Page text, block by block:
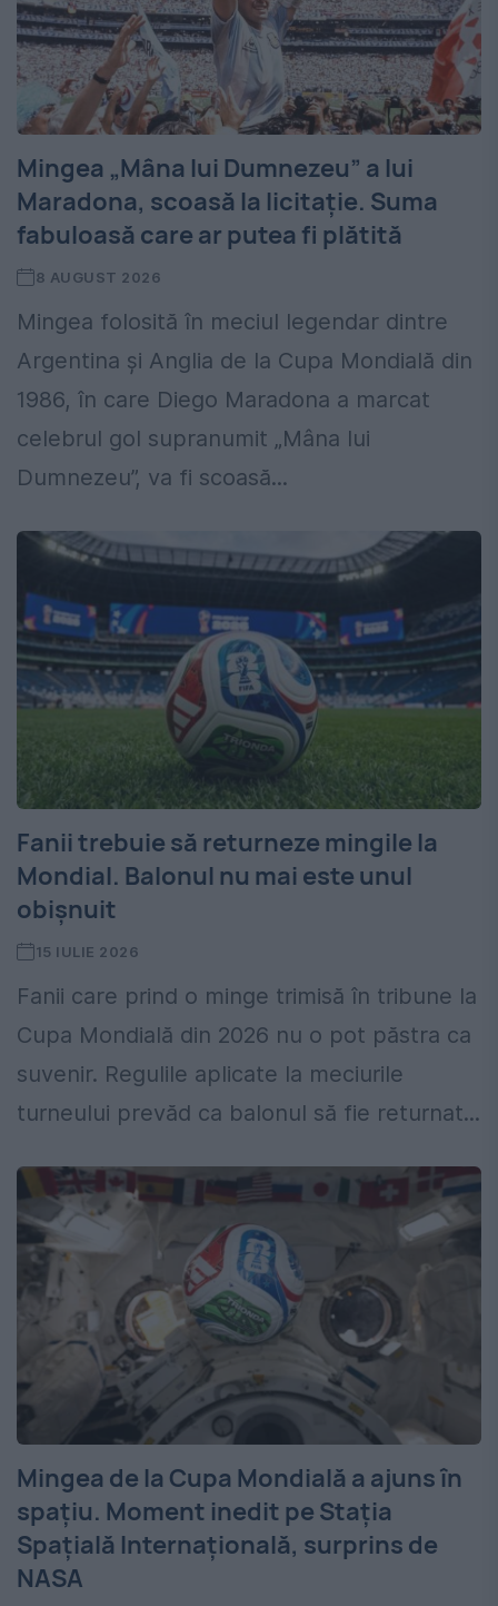
Mingea „Mâna lui Dumnezeu” a lui
Maradona, scoasă la licitație. Suma
fabuloasă care ar putea fi plătită
8 AUGUST 2026
Mingea folosită în meciul legendar dintre
Argentina și Anglia de la Cupa Mondială din
1986, în care Diego Maradona a marcat
celebrul gol supranumit „Mâna lui
Dumnezeu”, va fi scoasă...
Fanii trebuie să returneze mingile la
Mondial. Balonul nu mai este unul
obișnuit
15 IULIE 2026
Fanii care prind o minge trimisă în tribune la
Cupa Mondială din 2026 nu o pot păstra ca
suvenir. Regulile aplicate la meciurile
turneului prevăd ca balonul să fie returnat...
Mingea de la Cupa Mondială a ajuns în
spațiu. Moment inedit pe Stația
Spațială Internațională, surprins de
NASA